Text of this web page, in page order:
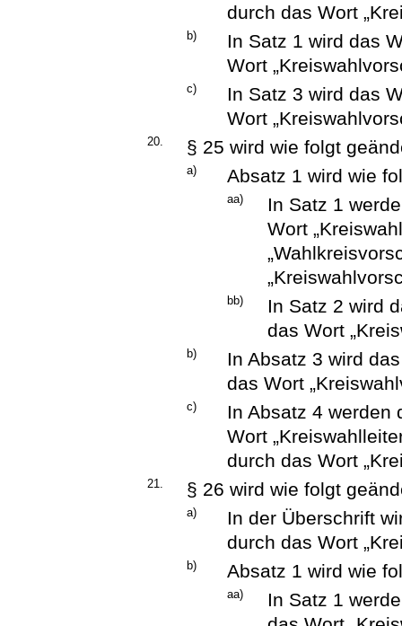
durch das Wort
b)
In Satz 1 wird das
Wort
c)
In Satz 3 wird das
Wort
20. § 25 wird wie folgt
a) Absatz 1 wird wie
aa)
In Satz 1
Wort
bb)
In Satz 2 wird
das Wort
b)
In Absatz 3 wird
das Wort
c)
In Absatz 4 werden
Wort
durch das Wort
21. § 26 wird wie folgt
a)
In der Überschrift
durch das Wort
b) Absatz 1 wird wie
aa)
In Satz 1